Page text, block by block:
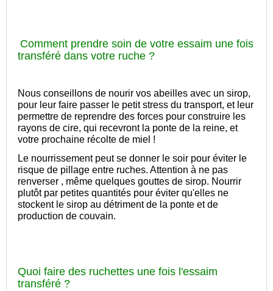
Comment prendre soin de votre essaim une fois
transféré dans votre ruche ?
Nous conseillons de nourir vos abeilles avec un sirop,
pour leur faire passer le petit stress du transport, et leur
permettre de reprendre des forces pour construire les
rayons de cire, qui recevront la ponte de la reine, et
votre prochaine récolte de miel !
Le nourrissement peut se donner le soir pour éviter le
risque de pillage entre ruches. Attention à ne pas
renverser , même quelques gouttes de sirop. Nourrir
plutôt par petites quantités pour éviter qu'elles ne
stockent le sirop au détriment de la ponte et de
production de couvain.
Quoi faire des ruchettes une fois l'essaim
transféré ?